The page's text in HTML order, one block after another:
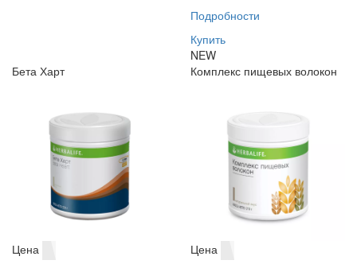
Подробности
Купить
NEW
Бета Харт
Цена
Комплекс пищевых волокон
Цена